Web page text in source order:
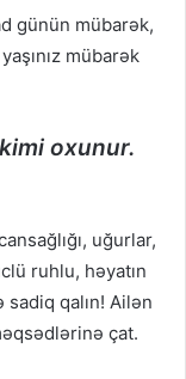
günün mübarək,
mübarək
oxunur.
uğurlar,
ruhlu, həyatın
sadiq qalın! Ailən
çat.